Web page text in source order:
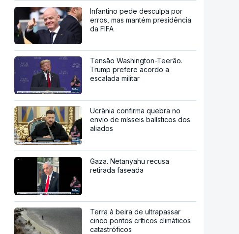
Infantino pede desculpa por
erros, mas mantém presidência
da FIFA
Tensão Washington-Teerão.
Trump prefere acordo a
escalada militar
Ucrânia confirma quebra no
envio de mísseis balísticos dos
aliados
Gaza. Netanyahu recusa
retirada faseada
Terra à beira de ultrapassar
cinco pontos críticos climáticos
catastróficos